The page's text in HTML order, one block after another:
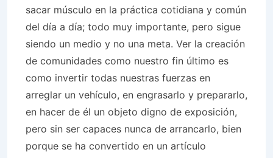
sacar músculo en la práctica cotidiana y común
del día a día; todo muy importante, pero sigue
siendo un medio y no una meta. Ver la creación
de comunidades como nuestro fin último es
como invertir todas nuestras fuerzas en
arreglar un vehículo, en engrasarlo y prepararlo,
en hacer de él un objeto digno de exposición,
pero sin ser capaces nunca de arrancarlo, bien
porque se ha convertido en un artículo